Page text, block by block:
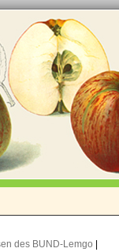
des BUND-Lemgo